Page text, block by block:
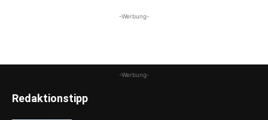
-Werbung-
-Werbung-
Redaktionstipp